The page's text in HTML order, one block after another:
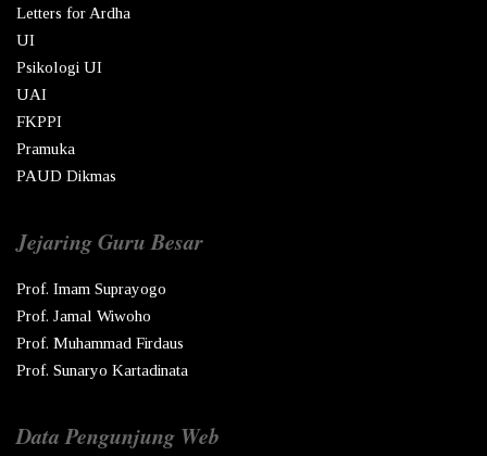
Letters for Ardha
UI
Psikologi UI
UAI
FKPPI
Pramuka
PAUD Dikmas
Jejaring Guru Besar
Prof. Imam Suprayogo
Prof. Jamal Wiwoho
Prof. Muhammad Firdaus
Prof. Sunaryo Kartadinata
Data Pengunjung Web